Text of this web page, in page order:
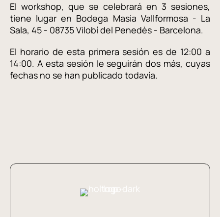
El workshop, que se celebrará en 3 sesiones,
tiene lugar en Bodega Masia Vallformosa - La
Sala, 45 - 08735 Vilobí del Penedès - Barcelona.
El horario de esta primera sesión es de 12:00 a
14:00. A esta sesión le seguirán dos más, cuyas
fechas no se han publicado todavía.